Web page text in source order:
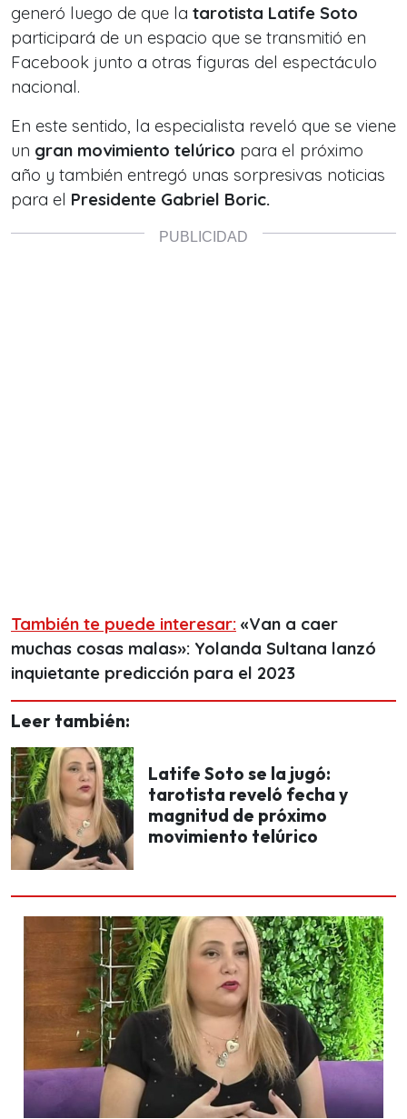
generó luego de que la tarotista Latife Soto
participará de un espacio que se transmitió en
Facebook junto a otras figuras del espectáculo
nacional.
En este sentido, la especialista reveló que se viene
un gran movimiento telúrico para el próximo
año y también entregó unas sorpresivas noticias
para el Presidente Gabriel Boric.
También te puede interesar: «Van a caer
muchas cosas malas»: Yolanda Sultana lanzó
inquietante predicción para el 2023
Leer también:
Latife Soto se la jugó:
tarotista reveló fecha y
magnitud de próximo
movimiento telúrico